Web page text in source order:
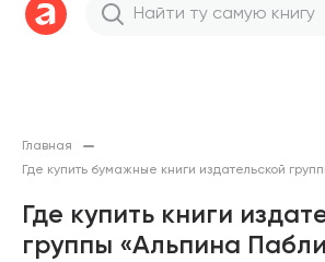
Главная
Где купить бумажные книги издательской
Где купить книги
группы «Альпина